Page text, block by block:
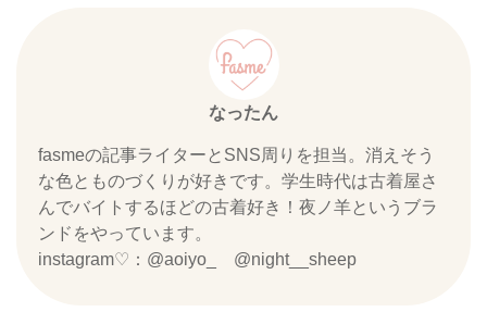
なったん
fasmeの記事ライターとSNS周りを担当。消えそう
な色とものづくりが好きです。学生時代は古着屋さ
んでバイトするほどの古着好き！夜ノ羊というブラ
ンドをやっています。
instagram♡：@aoiyo_ @night__sheep